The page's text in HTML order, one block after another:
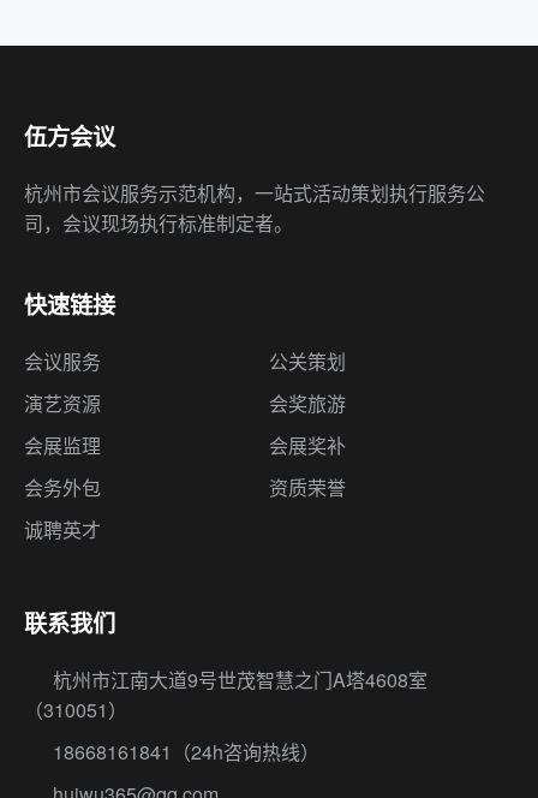
伍方会议
杭州市会议服务示范机构，一站式活动策划执行服务公
司，会议现场执行标准制定者。
快速链接
会议服务
公关策划
演艺资源
会奖旅游
会展监理
会展奖补
会务外包
资质荣誉
诚聘英才
联系我们
杭州市江南大道9号世茂智慧之门A塔4608室
（310051）
18668161841
（24h咨询热线）